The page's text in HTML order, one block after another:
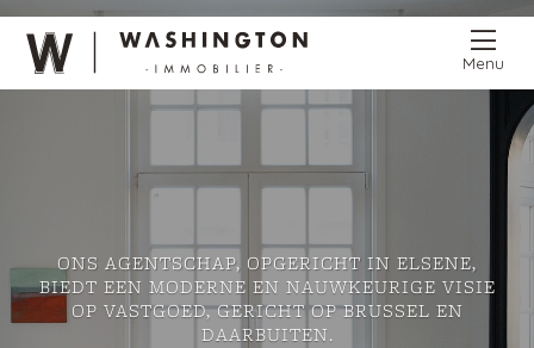
Menu
ONS AGENTSCHAP, OPGERICHT IN ELSENE,
BIEDT EEN MODERNE EN NAUWKEURIGE VISIE
OP VASTGOED, GERICHT OP BRUSSEL EN
DAARBUITEN.